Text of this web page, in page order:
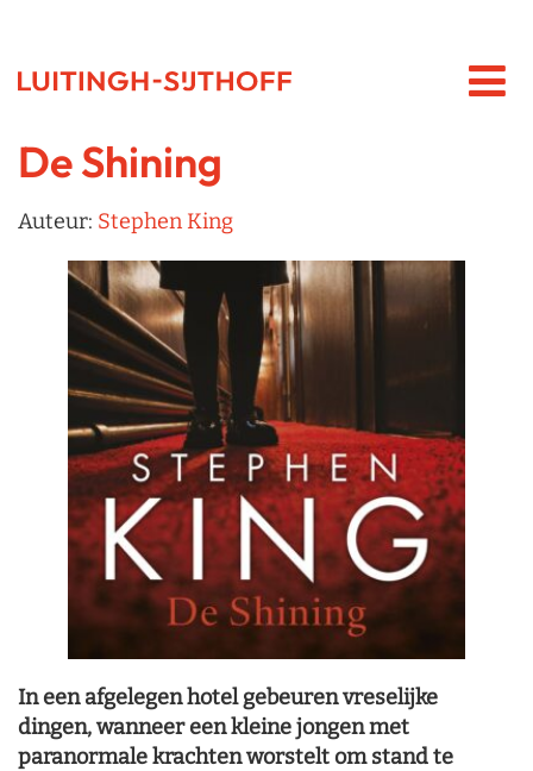
De Shining
Auteur: Stephen King
In een afgelegen hotel gebeuren vreselijke
dingen, wanneer een kleine jongen met
paranormale krachten worstelt om stand te